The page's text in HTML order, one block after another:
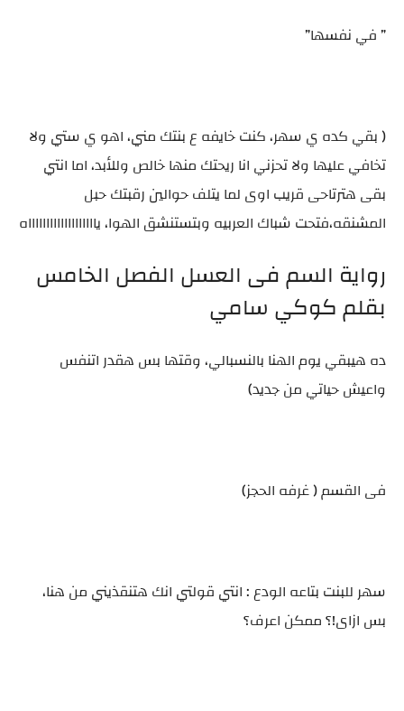
” في نفسها”
( بقي كده ي سهر، كنت خايفه ع بنتك مني، اهو ي ستي ولا
تخافي عليها ولا تحزني انا ريحتك منها خالص وللأبد، اما انتي
بقى هترتاحى قريب اوى لما يتلف حوالين رقبتك حبل
المشنقه،فتحت شباك العربيه وبتستنشق الهوا، ياااااااااااااااااااه
رواية السم فى العسل الفصل الخامس
بقلم كوكي سامي
ده هيبقي يوم الهنا بالنسبالي، وقتها بس هقدر اتنفس
واعيش حياتي من جديد)
فى القسم ( غرفه الحجز)
سهر للبنت بتاعه الودع : انتي قولتي انك هتنقذيني من هنا،
بس ازاى!؟ ممكن اعرف؟